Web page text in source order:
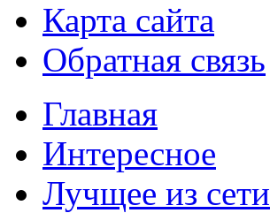
Карта сайта
Обратная связь
Главная
Интересное
Лучщее из сети